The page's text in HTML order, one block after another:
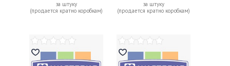
за штуку
(продается кратно коробкам)
за штуку
(продается кратно коробкам)